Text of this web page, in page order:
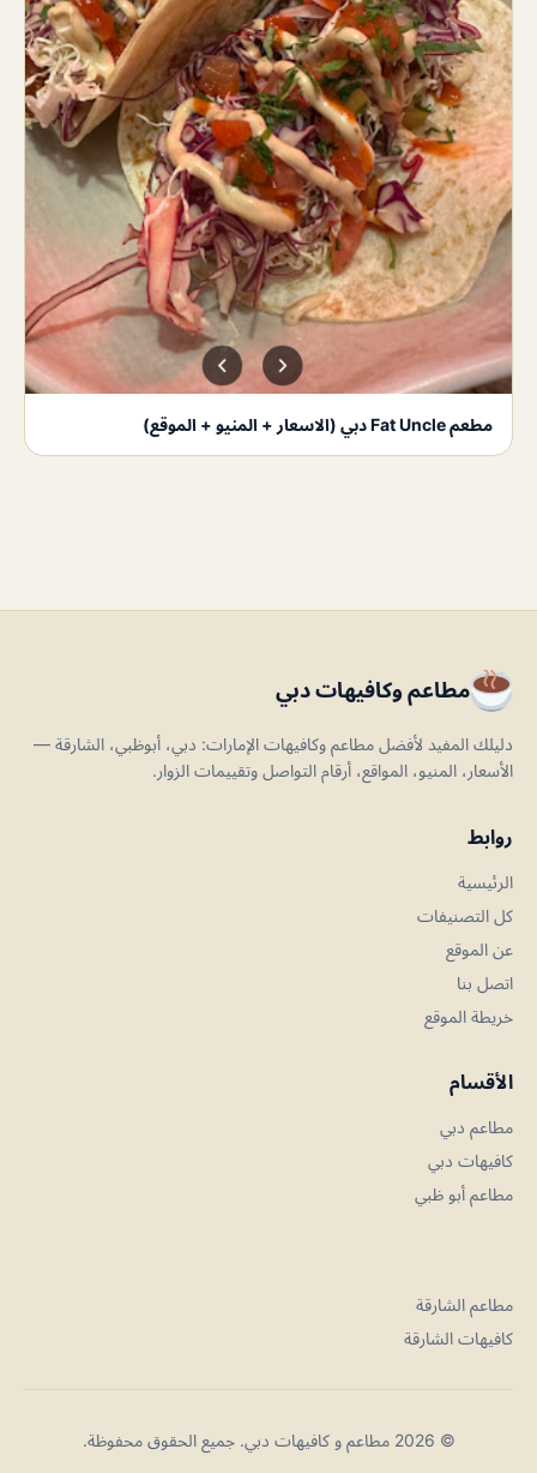
مطعم Fat Uncle دبي (الاسعار + المنيو + الموقع)
مطاعم وكافيهات دبي
دليلك المفيد لأفضل مطاعم وكافيهات الإمارات: دبي، أبوظبي، الشارقة —
الأسعار، المنيو، المواقع، أرقام التواصل وتقييمات الزوار.
روابط
الرئيسية
كل التصنيفات
عن الموقع
اتصل بنا
خريطة الموقع
الأقسام
مطاعم دبي
كافيهات دبي
مطاعم أبو ظبي
مطاعم الشارقة
كافيهات الشارقة
© 2026 مطاعم و كافيهات دبي. جميع الحقوق محفوظة.